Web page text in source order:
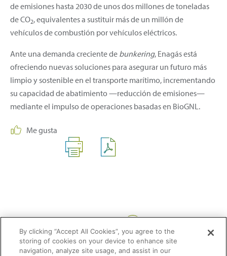
de emisiones hasta 2030 de unos dos millones de toneladas
de CO2, equivalentes a sustituir más de un millón de
vehículos de combustión por vehículos eléctricos.
Ante una demanda creciente de bunkering, Enagás está
ofreciendo nuevas soluciones para asegurar un futuro más
limpio y sostenible en el transporte marítimo, incrementando
su capacidad de abatimiento —reducción de emisiones—
mediante el impulso de operaciones basadas en BioGNL.
Me gusta
By clicking “Accept All Cookies”, you agree to the
storing of cookies on your device to enhance site
navigation, analyze site usage, and assist in our